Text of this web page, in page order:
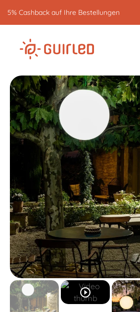
play_circle_outline